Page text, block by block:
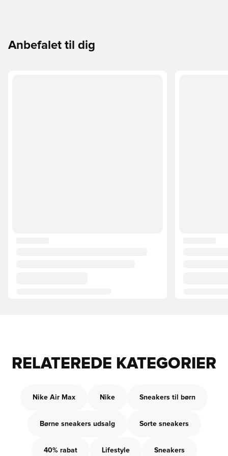
Anbefalet til dig
RELATEREDE KATEGORIER
Nike Air Max Nike Sneakers til børn
Børne sneakers udsalg Sorte sneakers
40% rabat Lifestyle Sneakers